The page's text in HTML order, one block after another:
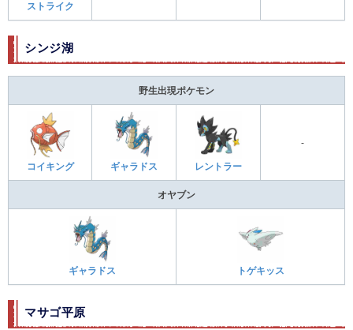
ストライク
シンジ湖
野生出現ポケモン
コイキング ギャラドス レントラー
-
オヤブン
ギャラドス トゲキッス
マサゴ平原